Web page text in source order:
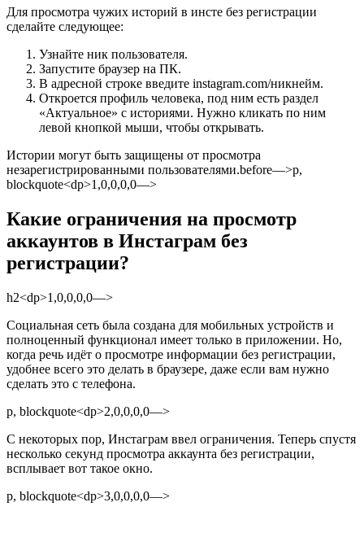
Для просмотра чужих историй в инсте без регистрации
сделайте следующее:
Узнайте ник пользователя.
Запустите браузер на ПК.
В адресной строке введите instagram.com/никнейм.
Откроется профиль человека, под ним есть раздел
«Актуальное» с историями. Нужно кликать по ним
левой кнопкой мыши, чтобы открывать.
Истории могут быть защищены от просмотра
незарегистрированными пользователями.before—>p,
blockquote<dp>1,0,0,0,0—>
Какие ограничения на просмотр
аккаунтов в Инстаграм без
регистрации?
h2<dp>1,0,0,0,0—>
Социальная сеть была создана для мобильных устройств и
полноценный функционал имеет только в приложении. Но,
когда речь идёт о просмотре информации без регистрации,
удобнее всего это делать в браузере, даже если вам нужно
сделать это с телефона.
p, blockquote<dp>2,0,0,0,0—>
С некоторых пор, Инстаграм ввел ограничения. Теперь спустя
несколько секунд просмотра аккаунта без регистрации,
всплывает вот такое окно.
p, blockquote<dp>3,0,0,0,0—>